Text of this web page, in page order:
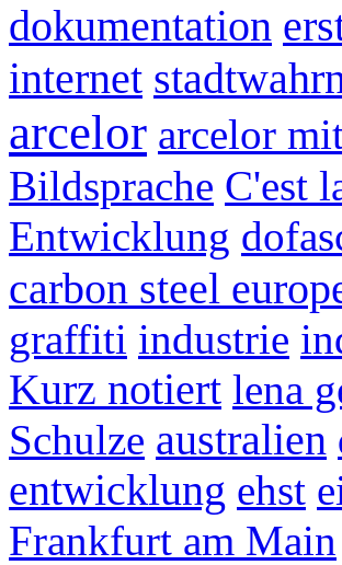
dokumentation
internet
arcelor arcelor
Bildsprache C'est
Entwicklung
carbon steel
graffiti industrie
Kurz notiert lena
Schulze australien
entwicklung ehst
Frankfurt am Main